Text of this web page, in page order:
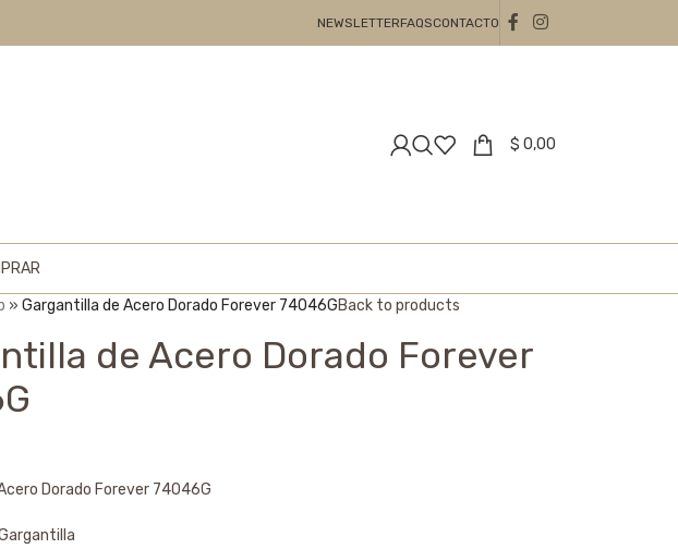
NEWSLETTERFAQSCONTACTO
$ 0,00
» Gargantilla de Acero Dorado Forever 74046GBack to products
de Acero Dorado Forever
Dorado Forever 74046G